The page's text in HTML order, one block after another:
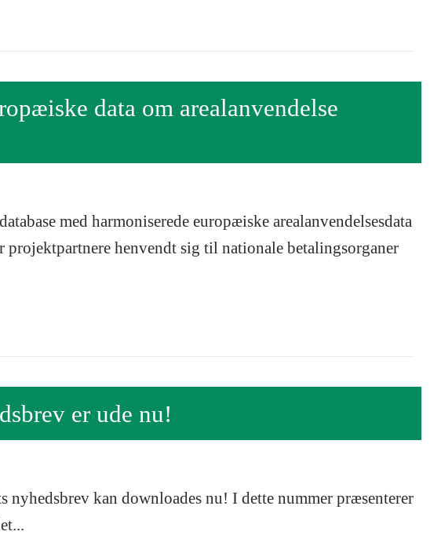
data om arealanvendelse
med harmoniserede europæiske arealanvendelsesdata
projektpartnere henvendt sig til nationale betalingsorganer
er ude nu!
kan downloades nu! I dette nummer præsenterer